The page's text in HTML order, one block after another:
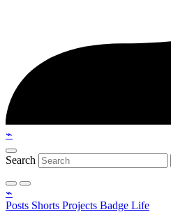
⌁
Search
⌁
Posts Shorts Projects Badge Life